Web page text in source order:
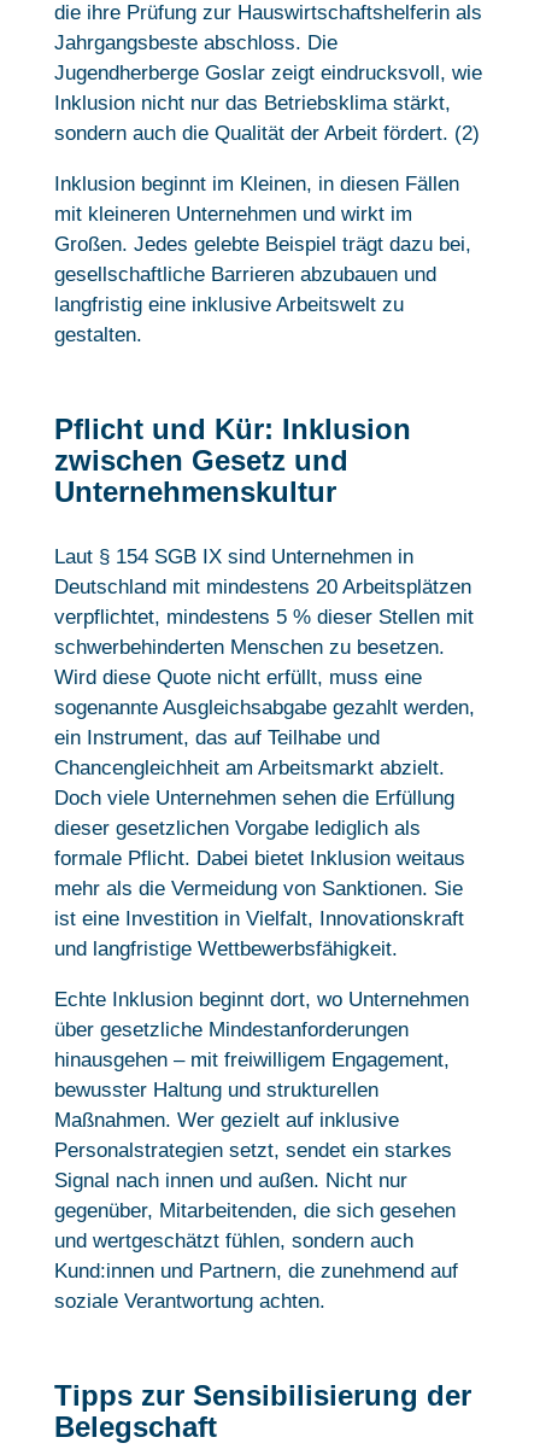
die ihre Prüfung zur Hauswirtschaftshelferin als
Jahrgangsbeste abschloss. Die
Jugendherberge Goslar zeigt eindrucksvoll, wie
Inklusion nicht nur das Betriebsklima stärkt,
sondern auch die Qualität der Arbeit fördert. (2)
Inklusion beginnt im Kleinen, in diesen Fällen
mit kleineren Unternehmen und wirkt im
Großen. Jedes gelebte Beispiel trägt dazu bei,
gesellschaftliche Barrieren abzubauen und
langfristig eine inklusive Arbeitswelt zu
gestalten.
Pflicht und Kür: Inklusion
zwischen Gesetz und
Unternehmenskultur
Laut § 154 SGB IX sind Unternehmen in
Deutschland mit mindestens 20 Arbeitsplätzen
verpflichtet, mindestens 5 % dieser Stellen mit
schwerbehinderten Menschen zu besetzen.
Wird diese Quote nicht erfüllt, muss eine
sogenannte Ausgleichsabgabe gezahlt werden,
ein Instrument, das auf Teilhabe und
Chancengleichheit am Arbeitsmarkt abzielt.
Doch viele Unternehmen sehen die Erfüllung
dieser gesetzlichen Vorgabe lediglich als
formale Pflicht. Dabei bietet Inklusion weitaus
mehr als die Vermeidung von Sanktionen. Sie
ist eine Investition in Vielfalt, Innovationskraft
und langfristige Wettbewerbsfähigkeit.
Echte Inklusion beginnt dort, wo Unternehmen
über gesetzliche Mindestanforderungen
hinausgehen – mit freiwilligem Engagement,
bewusster Haltung und strukturellen
Maßnahmen. Wer gezielt auf inklusive
Personalstrategien setzt, sendet ein starkes
Signal nach innen und außen. Nicht nur
gegenüber, Mitarbeitenden, die sich gesehen
und wertgeschätzt fühlen, sondern auch
Kund:innen und Partnern, die zunehmend auf
soziale Verantwortung achten.
Tipps zur Sensibilisierung der
Belegschaft